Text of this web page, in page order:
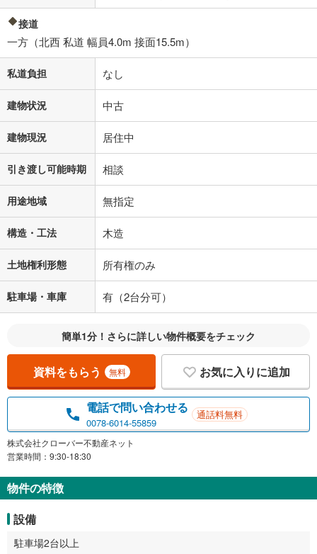
接道
一方（北西 私道 幅員4.0m 接面15.5m）
私道負担 なし
建物状況 中古
建物現況 居住中
引き渡し可能時期 相談
用途地域 無指定
構造・工法 木造
土地権利形態 所有権のみ
駐車場・車庫 有（2台分可）
簡単1分！さらに詳しい物件概要をチェック
資料をもらう 無料 お気に入りに追加
電話で問い合わせる
0078-6014-55859
通話料無料
株式会社クローバー不動産ネット
営業時間：9:30-18:30
物件の特徴
設備
駐車場2台以上